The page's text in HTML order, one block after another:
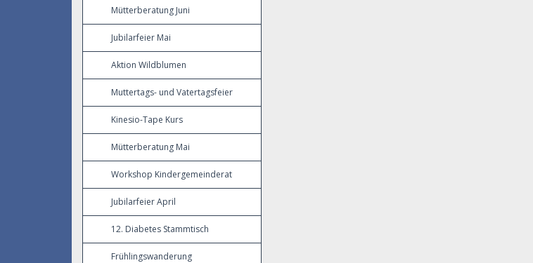
Mütterberatung Juni
Jubilarfeier Mai
Aktion Wildblumen
Muttertags- und Vatertagsfeier
Kinesio-Tape Kurs
Mütterberatung Mai
Workshop Kindergemeinderat
Jubilarfeier April
12. Diabetes Stammtisch
Frühlingswanderung